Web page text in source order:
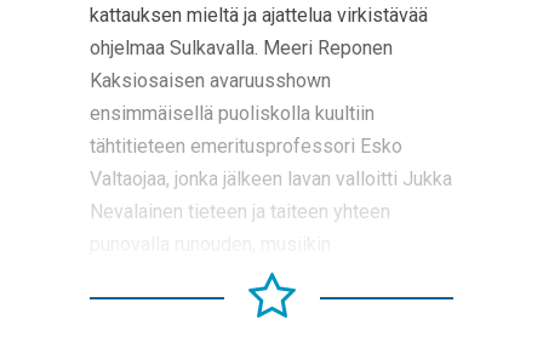
kattauksen mieltä ja ajattelua virkistävää
ohjelmaa Sulkavalla. Meeri Reponen
Kaksiosaisen avaruusshown
ensimmäisellä puoliskolla kuultiin
tähtitieteen emeritusprofessori Esko
Valtaojaa, jonka jälkeen lavan valloitti Jukka
Nevalainen tieteen ja taiteen yhteen